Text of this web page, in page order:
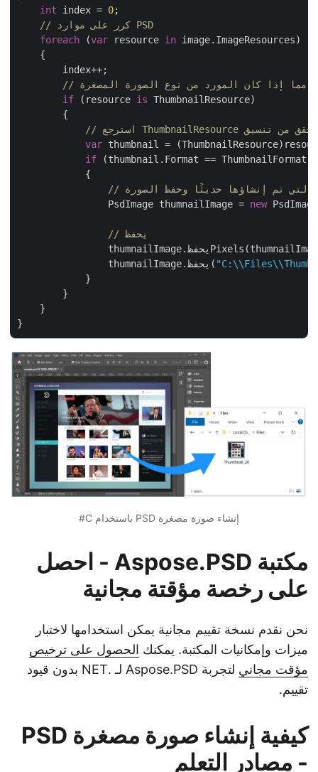
int index = 0
// كرر على موارد PSD
foreach (var resource in image.ImageResources)
    {
        index++;
مما إذا كان المورد من نوع الصورة المصغرة
if (resource is ThumbnailResource)
        {
var thumbnail =
if (thumbnail.Format ==
            {
تم إنشاؤها حديثًا وحفظ الصورة
                PsdImage thumnailImage =
new
// يحفظ
                thumnailImage.يحفظPixels(thumnailImage.Bounds, thumbnail.ThumbnailData);
                thumnailImage.يحفظ(
            }
        }
    }
إنشاء صورة مصغرة PSD باستخدام C#
مكتبة Aspose.PSD - احصل
على رخصة مؤقتة مجانية
نحن نقدم نسخة تقييم مجانية يمكن استخدامها لاختبار
ميزات وإمكانيات المكتبة. يمكنكالحصول على ترخيص
مؤقت مجاني
لتجربة Aspose.PSD لـ .NET بدون قيود
تقييم.
كيفية إنشاء صورة مصغرة PSD
- مصادر التعلم